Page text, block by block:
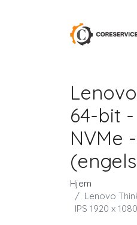
64-bit
NVMe
Hjem
Lenovo
IPS 1920 x